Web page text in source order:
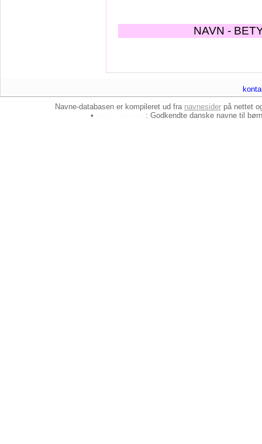
NAVN -
Navne-databasen er kompileret ud fra navnesider på nettet
•
: Godkendte danske navne til børn